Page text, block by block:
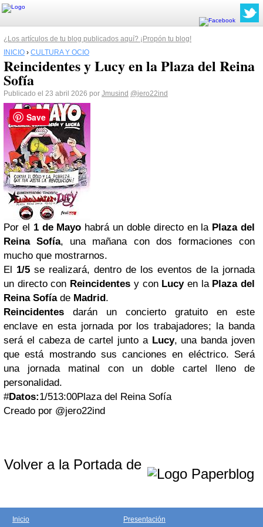
¿Los artículos de tu blog publicados aquí? ¡Propón tu blog!
INICIO › CULTURA Y OCIO
Reincidentes y Lucy en la Plaza del Reina
Sofía
Publicado el 23 abril 2026 por Jmusind @jero22ind
Por el 1 de Mayo habrá un doble directo en la Plaza del
Reina Sofía, una mañana con dos formaciones con
mucho que mostrarnos.
El 1/5 se realizará, dentro de los eventos de la jornada
un directo con Reincidentes y con Lucy en la Plaza del
Reina Sofía de Madrid.
Reincidentes darán un concierto gratuito en este
enclave en esta jornada por los trabajadores; la banda
será el cabeza de cartel junto a Lucy, una banda joven
que está mostrando sus canciones en eléctrico. Será
una jornada matinal con un doble cartel lleno de
personalidad.
#Datos:1/513:00Plaza del Reina Sofía
Creado por @jero22ind
Volver a la Portada de
Inicio
Presentación
Save